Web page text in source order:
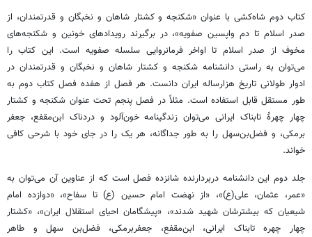
کتاب دوم شاه‌کشی با عنوان «شکنجه و کشتار شاهان و نخبگان و قدرتمندان، از
صدر اسلام تا دم واپسین صفویه»، در برگیرند رویدادهای خونین و شکنجه‌های
مخوف از صدر اسلام تا اواخر فرمانروایی سلسله صفویه است. این کتاب را
می‌توان به راستی دانشنامه شکنجه و کشتار شاهان و نخبگان و قدرتمندان در
ادوار طولانی تاریخ هزارساله ایران دانست. هر فصل از هفده فصل کتاب دوم به
طور مستقل قابل استفاده است. مثلاً در فصل پنجم تحت عنوان شکنجه و کشتار
چهار چهرۀ تابناک ایرانی می‌توان زندگینامه خون‌آلود و دردناک ابن‌مقفع، جعفر
برمکی، و فضل‌بن‌سهل را به طور جداگانه، هر یک را در جای خود با شرحی کافی
خواند.
جلد دوم این دانشنامه دربردارنده شانزده فصل است که از عناوین آن می‌توان به
«عمر، عثمان، علی(ع)»، «از نهضت امام حسین (ع) تا سفاح»، «دوازده امام
شیعیان که بیشترشان شهید شدند»، «پیشگامان احیای استقلال ایران»، «کشتار
چهار چهره تابناک ایرانی، ابن‌مقفع، جعفربرمکی، فضل‌بن سهل و طاهر